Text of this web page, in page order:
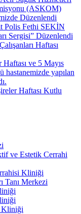
(ASKOM)
Düzenlendi
Polis Fethi SEKİN
Sergisi” Düzenlendi
Haftası
ve 5 Mayıs
hastanemizde yapılan
Haftası Kutlu
ve Estetik Cerrahi
Kliniği
Tanı Merkezi
Kliniği